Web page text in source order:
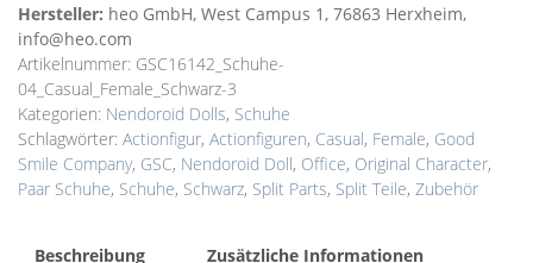
Hersteller: heo GmbH, West Campus 1, 76863 Herxheim,
info@heo.com
Artikelnummer: GSC16142_Schuhe-
04_Casual_Female_Schwarz-3
Kategorien: Nendoroid Dolls, Schuhe
Schlagwörter: Actionfigur, Actionfiguren, Casual, Female, Good
Smile Company, GSC, Nendoroid Doll, Office, Original Character,
Paar Schuhe, Schuhe, Schwarz, Split Parts, Split Teile, Zubehör
Beschreibung
Zusätzliche Informationen